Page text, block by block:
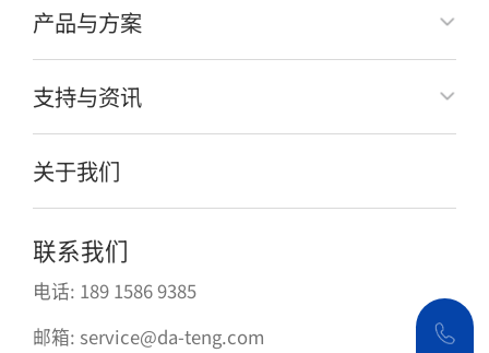
产品与方案
支持与资讯
关于我们
联系我们
电话: 189 1586 9385
邮箱: service@da-teng.com